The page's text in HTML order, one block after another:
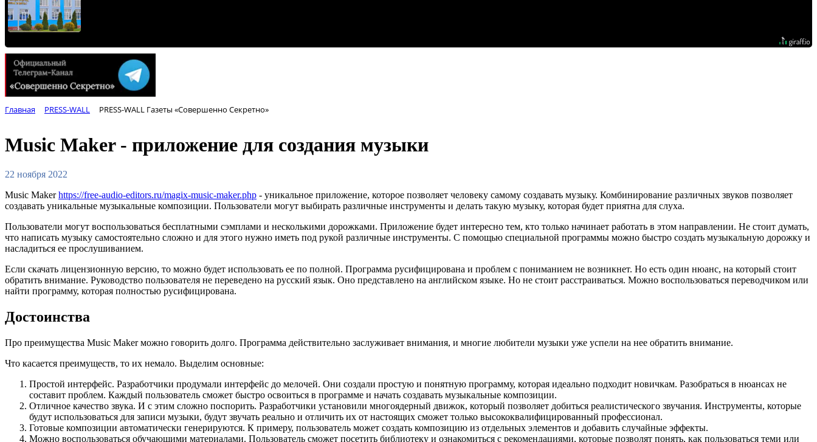
Главная PRESS-WALL PRESS-WALL Газеты «Совершенно Секретно»
Music Maker - приложение для создания музыки
22 ноября 2022
Music Makerhttps://free-audio-editors.ru/magix-music-maker.php - уникальное приложение, которое позволяет человеку самому создавать музыку. Комбинирование различных звуков позволяет
создавать уникальные музыкальные композиции. Пользователи могут выбирать различные инструменты и делать такую музыку, которая будет приятна для слуха.
Пользователи могут воспользоваться бесплатными сэмплами и несколькими дорожками. Приложение будет интересно тем, кто только начинает работать в этом направлении. Не стоит думать,
что написать музыку самостоятельно сложно и для этого нужно иметь под рукой различные инструменты. С помощью специальной программы можно быстро создать музыкальную дорожку и
насладиться ее прослушиванием.
Если скачать лицензионную версию, то можно будет использовать ее по полной. Программа русифицирована и проблем с пониманием не возникнет. Но есть один нюанс, на который стоит
обратить внимание. Руководство пользователя не переведено на русский язык. Оно представлено на английском языке. Но не стоит расстраиваться. Можно воспользоваться переводчиком или
найти программу, которая полностью русифицирована.
Достоинства
Про преимущества Music Maker можно говорить долго. Программа действительно заслуживает внимания, и многие любители музыки уже успели на нее обратить внимание.
Что касается преимуществ, то их немало. Выделим основные:
Простой интерфейс. Разработчики продумали интерфейс до мелочей. Они создали простую и понятную программу, которая идеально подходит новичкам. Разобраться в нюансах не
составит проблем. Каждый пользователь сможет быстро освоиться в программе и начать создавать музыкальные композиции.
Отличное качество звука. И с этим сложно поспорить. Разработчики установили многоядерный движок, который позволяет добиться реалистического звучания. Инструменты, которые
будут использоваться для записи музыки, будут звучать реально и отличить их от настоящих сможет только высококвалифицированный профессионал.
Готовые композиции автоматически генерируются. К примеру, пользователь может создать композицию из отдельных элементов и добавить случайные эффекты.
Можно воспользоваться обучающими материалами. Пользователь сможет посетить библиотеку и ознакомиться с рекомендациями, которые позволят понять, как пользоваться теми или